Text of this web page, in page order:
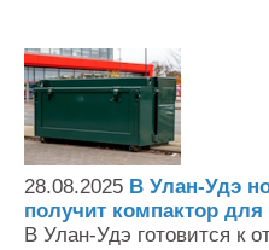
28.08.2025 В Улан-Удэ
получит компактор для
В Улан-Удэ готовится к